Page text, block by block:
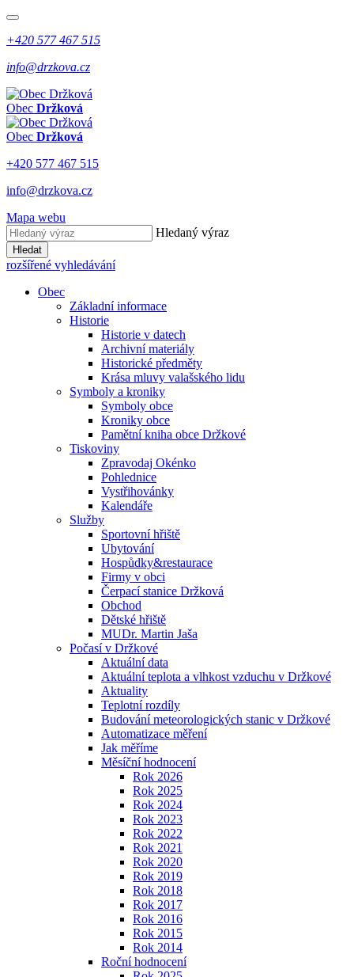
+420 577 467 515
info@drzkova.cz
Obec Držková
Obec Držková
+420 577 467 515
info@drzkova.cz
Mapa webu
Hledaný výraz
Hledat
rozšířené vyhledávání
Obec
Základní informace
Historie
Historie v datech
Archivní materiály
Historické předměty
Krása mluvy valašského lidu
Symboly a kroniky
Symboly obce
Kroniky obce
Pamětní kniha obce Držkové
Tiskoviny
Zpravodaj Okénko
Pohlednice
Vystřihovánky
Kalendáře
Služby
Sportovní hřiště
Ubytování
Hospůdky&restaurace
Firmy v obci
Čerpací stanice Držková
Obchod
Dětské hřiště
MUDr. Martin Jaša
Počasí v Držkové
Aktuální data
Aktuální teplota a vlhkost vzduchu v Držkové
Aktuality
Teplotní rozdíly
Budování meteorologických stanic v Držkové
Automatizace měření
Jak měříme
Měsíční hodnocení
Rok 2026
Rok 2025
Rok 2024
Rok 2023
Rok 2022
Rok 2021
Rok 2020
Rok 2019
Rok 2018
Rok 2017
Rok 2016
Rok 2015
Rok 2014
Roční hodnocení